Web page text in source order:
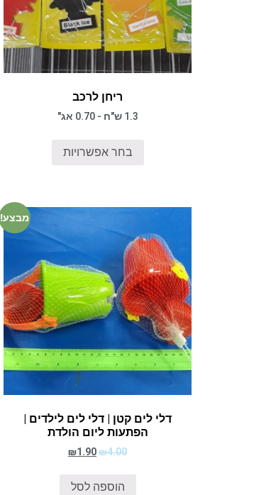
ריחן לרכב
1.3 ש"ח - 0.70 אג"
בחר אפשרויות
מבצע!
דלי לים קטן | דלי לים לילדים |
הפתעות ליום הולדת
₪4.00
₪1.90
הוספה לסל